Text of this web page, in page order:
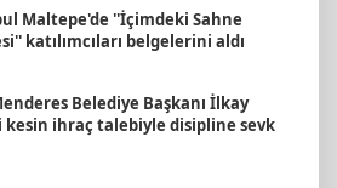
Maltepe'de ''İçimdeki Sahne
katılımcıları belgelerini aldı
Belediye Başkanı İlkay
kesin ihraç talebiyle disipline sevk